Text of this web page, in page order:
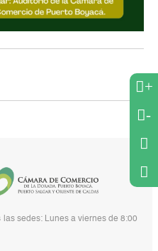
+
-
sedes: Lunes a viernes de 8:00